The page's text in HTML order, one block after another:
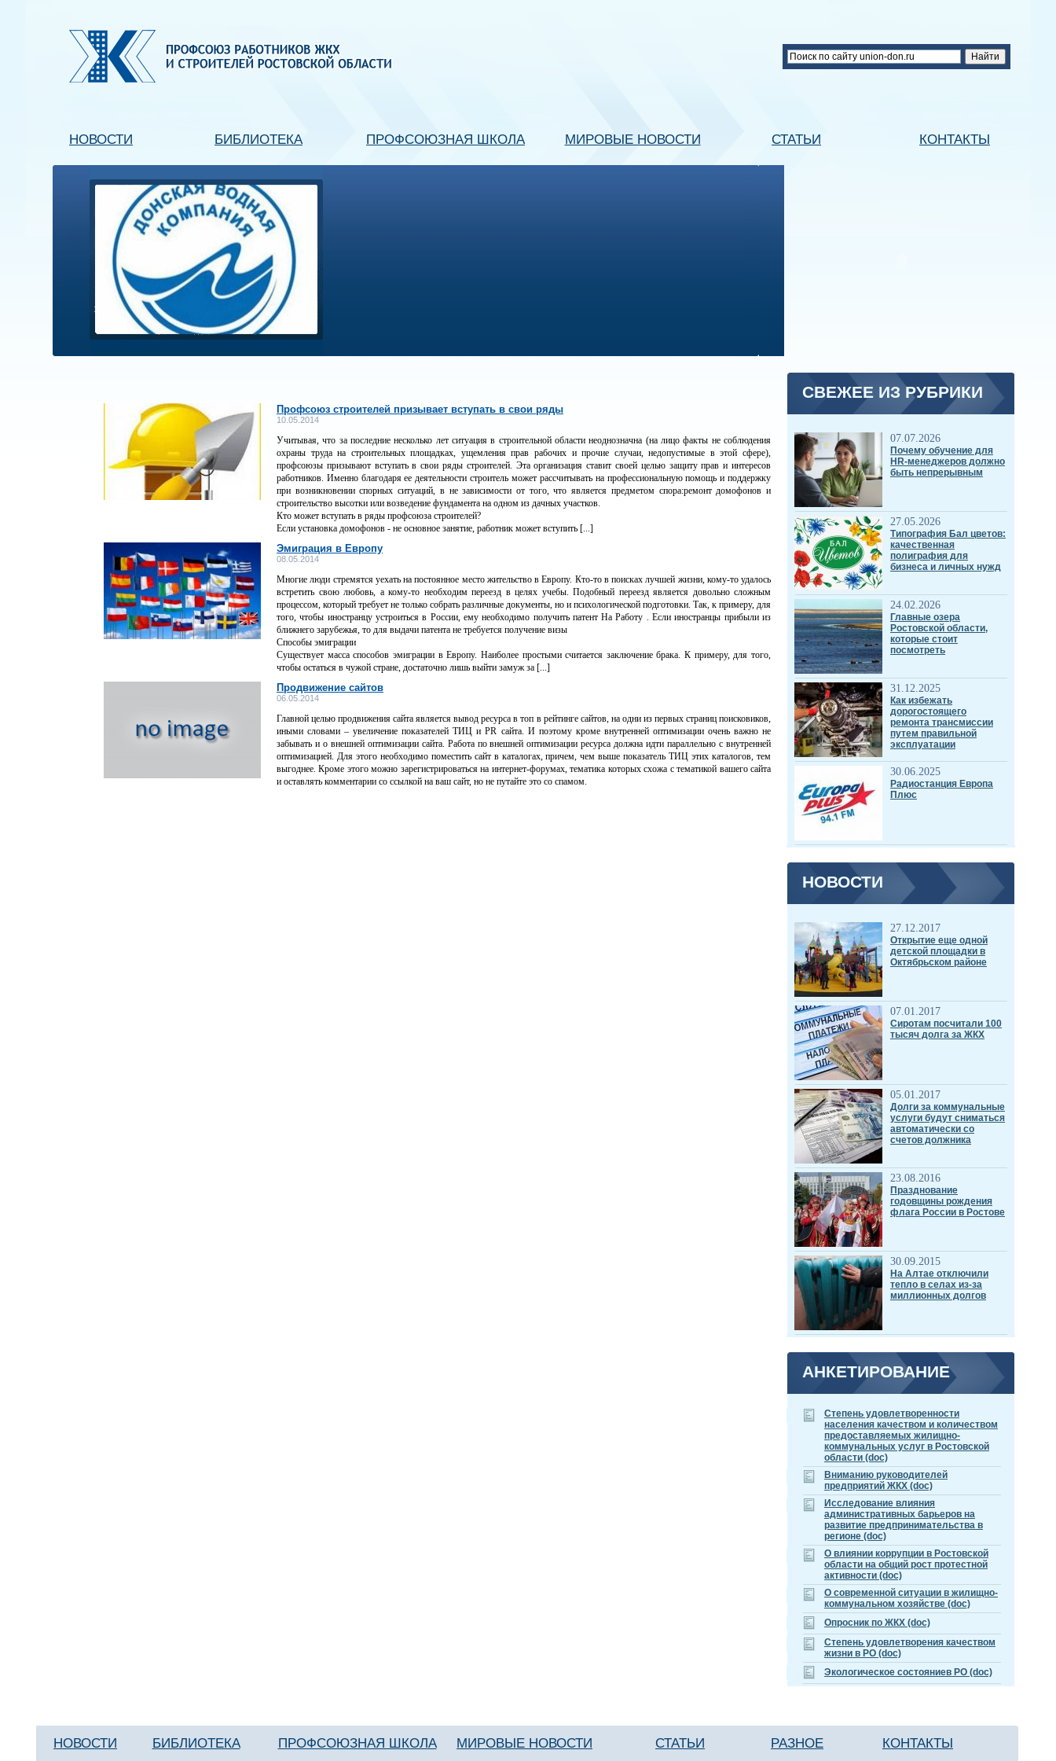
НОВОСТИ БИБЛИОТЕКА ПРОФСОЮЗНАЯ ШКОЛА МИРОВЫЕ НОВОСТИ СТАТЬИ КОНТАКТЫ
Профсоюз строителей призывает вступать в свои ряды
10.05.2014
Учитывая, что за последние несколько лет ситуация в строительной области неоднозначна (на лицо факты не соблюдения
охраны труда на строительных площадках, ущемления прав рабочих и прочие случаи, недопустимые в этой сфере),
профсоюзы призывают вступать в свои ряды строителей. Эта организация ставит своей целью защиту прав и интересов
работников. Именно благодаря ее деятельности строитель может рассчитывать на профессиональную помощь и поддержку
при возникновении спорных ситуаций, в не зависимости от того, что является предметом спора:ремонт домофонов и
строительство высотки или возведение фундамента на одном из дачных участков.
Кто может вступать в ряды профсоюза строителей?
Если установка домофонов - не основное занятие, работник может вступить [...]
Эмиграция в Европу
08.05.2014
Многие люди стремятся уехать на постоянное место жительство в Европу. Кто-то в поисках лучшей жизни, кому-то удалось
встретить свою любовь, а кому-то необходим переезд в целях учебы. Подобный переезд является довольно сложным
процессом, который требует не только собрать различные документы, но и психологической подготовки. Так, к примеру, для
того, чтобы иностранцу устроиться в России, ему необходимо получить патент На Работу . Если иностранцы прибыли из
ближнего зарубежья, то для выдачи патента не требуется получение визы
Способы эмиграции
Существует масса способов эмиграции в Европу. Наиболее простыми считается заключение брака. К примеру, для того,
чтобы остаться в чужой стране, достаточно лишь выйти замуж за [...]
Продвижение сайтов
06.05.2014
Главной целью продвижения сайта является вывод ресурса в топ в рейтинге сайтов, на одни из первых страниц поисковиков,
иными словами – увеличение показателей ТИЦ и PR сайта. И поэтому кроме внутренней оптимизации очень важно не
забывать и о внешней оптимизации сайта. Работа по внешней оптимизации ресурса должна идти параллельно с внутренней
оптимизацией. Для этого необходимо поместить сайт в каталогах, причем, чем выше показатель ТИЦ этих каталогов, тем
выгоднее. Кроме этого можно зарегистрироваться на интернет-форумах, тематика которых схожа с тематикой вашего сайта
и оставлять комментарии со ссылкой на ваш сайт, но не путайте это со спамом.
СВЕЖЕЕ ИЗ РУБРИКИ
07.07.2026
Почему обучение для
HR-менеджеров должно
быть непрерывным
27.05.2026
Типография Бал цветов:
качественная
полиграфия для
бизнеса и личных нужд
24.02.2026
Главные озера
Ростовской области,
которые стоит
посмотреть
31.12.2025
Как избежать
дорогостоящего
ремонта трансмиссии
путем правильной
эксплуатации
30.06.2025
Радиостанция Европа
Плюс
НОВОСТИ
27.12.2017
Открытие еще одной
детской площадки в
Октябрьском районе
07.01.2017
Сиротам посчитали 100
тысяч долга за ЖКХ
05.01.2017
Долги за коммунальные
услуги будут сниматься
автоматически со
счетов должника
23.08.2016
Празднование
годовщины рождения
флага России в Ростове
30.09.2015
На Алтае отключили
тепло в селах из-за
миллионных долгов
АНКЕТИРОВАНИЕ
Cтепень удовлетворенности
населения качеством и количеством
предоставляемых жилищно-
коммунальных услуг в Ростовской
области (doc)
Вниманию руководителей
предприятий ЖКХ (doc)
Исследование влияния
административных барьеров на
развитие предпринимательства в
регионе (doc)
О влиянии коррупции в Ростовской
области на общий рост протестной
активности (doc)
О современной ситуации в жилищно-
коммунальном хозяйстве (doc)
Опросник по ЖКХ (doc)
Степень удовлетворения качеством
жизни в РО (doc)
Экологическое состояниев РО (doc)
НОВОСТИ БИБЛИОТЕКА ПРОФСОЮЗНАЯ ШКОЛА МИРОВЫЕ НОВОСТИ СТАТЬИ КОНТАКТЫ
РАЗНОЕ